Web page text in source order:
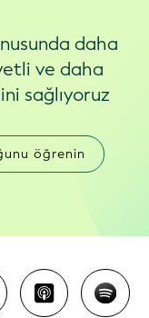
daha
ve daha
sağlıyoruz
öğrenin